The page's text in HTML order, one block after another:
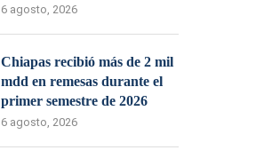
6 agosto, 2026
Chiapas recibió más de 2 mil
mdd en remesas durante el
primer semestre de 2026
6 agosto, 2026